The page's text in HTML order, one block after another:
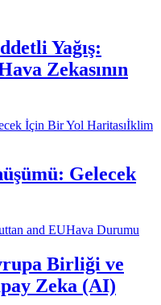
Yağış:
Zekasının
İklim
Gelecek
Hava Durumu
Birliği ve
Zeka (AI)